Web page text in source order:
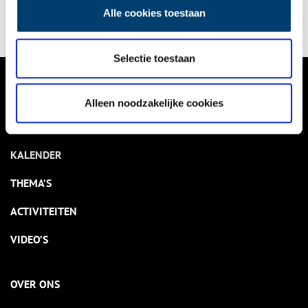
Alle cookies toestaan
Selectie toestaan
Alleen noodzakelijke cookies
NIEUWS
KALENDER
THEMA’S
ACTIVITEITEN
VIDEO’S
OVER ONS